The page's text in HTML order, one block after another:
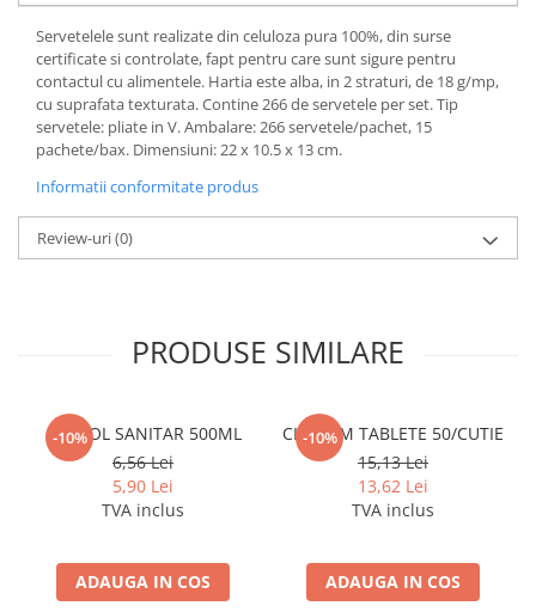
Creioane cerate
Creioane colorate
Creioane mecanice si rezerve
Cerneala si rezerva pentru stilou
Creta scolara
sabloane, truse geometrie
Rigle
Compas scolar
Truse geometrie
Markere evidentiatoare text
Servetelele sunt realizate din celuloza pura 100%, din surse
certificate si controlate, fapt pentru care sunt sigure pentru
contactul cu alimentele. Hartia este alba, in 2 straturi, de 18 g/mp,
cu suprafata texturata. Contine 266 de servetele per set. Tip
servetele: pliate in V. Ambalare: 266 servetele/pachet, 15
pachete/bax. Dimensiuni: 22 x 10.5 x 13 cm.
Informatii conformitate produs
Review-uri(0)
PRODUSE SIMILARE
-10%
ALCOOL SANITAR 500ML
6,56 Lei
5,90 Lei
TVA inclus
ADAUGA IN COS
-10%
CLOROM TABLETE 50/CUTIE
15,13 Lei
13,62 Lei
TVA inclus
ADAUGA IN COS